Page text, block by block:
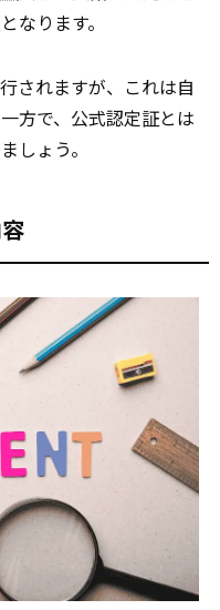
なります。
されますが、これは自
方で、公式認定証とは
しょう。